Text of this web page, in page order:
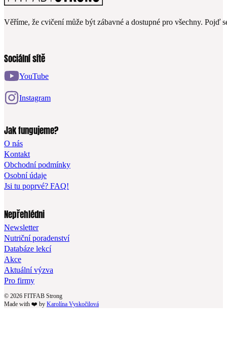
Věříme, že cvičení může být zábavné a dostupné pro všechny. Pojď
Sociální sítě
YouTube
Instagram
Jak fungujeme?
O nás
Kontakt
Obchodní podmínky
Osobní údaje
Jsi tu poprvé? FAQ!
Nepřehlédni
Newsletter
Nutriční poradenství
Databáze lekcí
Akce
Aktuální výzva
Pro firmy
© 2026 FITFAB Strong
Made with ❤️ by Karolína Vyskočilová